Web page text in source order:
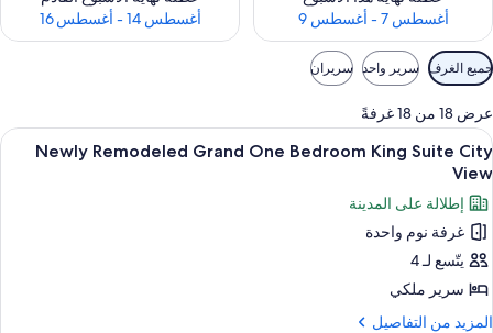
أغسطس 7 - أغسطس 9
أغسطس 14 - أغسطس 16
عوامل
التصفية
المتاحة
للغرف
جميع الغرف سرير واحد سريران
عرض 18 من 18 غرفةً
استعراض
جميع
صور
Newly
Remodeled
Grand
One
Bedroom
ملاءات من القطن المصري وأغطية
6
Newly Remodeled Grand One Bedroom King Suite City
View
إطلالة على المدينة
غرفة نوم واحدة
يتّسع لـ 4
سرير ملكي
المزيد من التفاصيل
المزيد